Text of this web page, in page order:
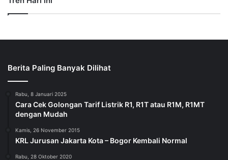
Berita Paling Banyak Dilihat
Rabu, 8 Januari 2025
Cara Cek Golongan Tarif Listrik R1, R1T atau R1M, R1MT
dengan Mudah
Kamis, 26 November 2015
KRL Jurusan Jakarta Kota – Bogor Kembali Normal
Rabu, 28 Oktober 2020